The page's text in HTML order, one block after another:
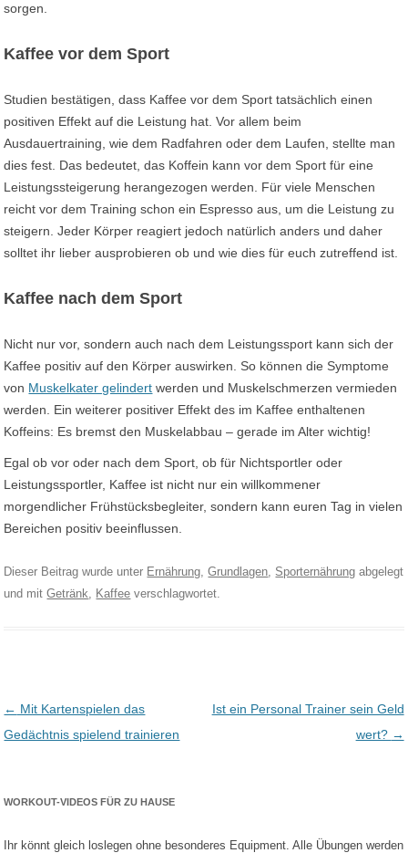
sorgen.
Kaffee vor dem Sport
Studien bestätigen, dass Kaffee vor dem Sport tatsächlich einen
positiven Effekt auf die Leistung hat. Vor allem beim
Ausdauertraining, wie dem Radfahren oder dem Laufen, stellte man
dies fest. Das bedeutet, das Koffein kann vor dem Sport für eine
Leistungssteigerung herangezogen werden. Für viele Menschen
reicht vor dem Training schon ein Espresso aus, um die Leistung zu
steigern. Jeder Körper reagiert jedoch natürlich anders und daher
solltet ihr lieber ausprobieren ob und wie dies für euch zutreffend ist.
Kaffee nach dem Sport
Nicht nur vor, sondern auch nach dem Leistungssport kann sich der
Kaffee positiv auf den Körper auswirken. So können die Symptome
von Muskel­kater gelindert werden und Muskel­schmerzen vermieden
werden. Ein weiterer positiver Effekt des im Kaffee enthaltenen
Koffeins: Es bremst den Muskelabbau – gerade im Alter wichtig!
Egal ob vor oder nach dem Sport, ob für Nichtsportler oder
Leistungssportler, Kaffee ist nicht nur ein willkommener
morgendlicher Frühstücksbegleiter, sondern kann euren Tag in vielen
Bereichen positiv beeinflussen.
Dieser Beitrag wurde unter Ernährung,Grundlagen, Sporternährung abgelegt
und mitGetränk, Kaffee verschlagwortet.
Post navigation
← Mit Kartenspielen das
Gedächtnis spielend trainieren
Ist ein Personal Trainer sein Geld
wert? →
WORKOUT-VIDEOS FÜR ZU HAUSE
Ihr könnt gleich loslegen ohne besonderes Equipment. Alle Übungen werden